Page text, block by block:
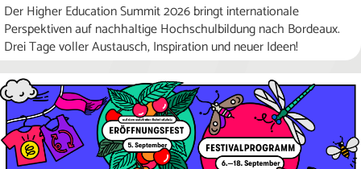
Der Higher Education Summit 2026 bringt internationale
Perspektiven auf nachhaltige Hochschulbildung nach Bordeaux.
Drei Tage voller Austausch, Inspiration und neuer Ideen!